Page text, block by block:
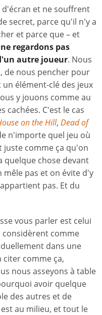
d'écran et ne souffrent
secret, parce qu'il n'y a
et parce que – et
regardons pas
autre joueur. Nous
de nous pencher pour
un élément-clé des jeux
y jouons comme au
cachées. C'est le cas
on the Hill, Dead of
n'importe quel jeu où
juste comme ça qu'on
quelque chose devant
mêle pas et on évite d'y
pas. Et du
vous parler est celui
considèrent comme
dans une
citer comme ça,
nous asseyons à table
avoir quelque
des autres et de
au milieu, et tout le